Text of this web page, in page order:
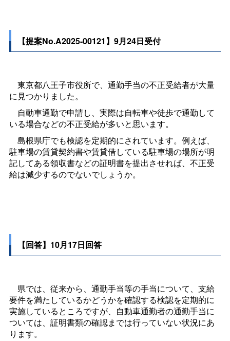
【提案No.A2025-00121】9月24日受付
東京都八王子市役所で、通勤手当の不正受給者が大量
に見つかりました。
自動車通勤で申請し、実際は自転車や徒歩で通勤して
いる場合などの不正受給が多いと思います。
島根県庁でも検認を定期的にされています。例えば、
駐車場の賃貸契約書や賃貸借している駐車場の場所が明
記してある領収書などの証明書を提出させれば、不正受
給は減少するのでないでしょうか。
【回答】10月17日回答
県では、従来から、通勤手当等の手当について、支給
要件を満たしているかどうかを確認する検認を定期的に
実施しているところですが、自動車通勤者の通勤手当に
ついては、証明書類の確認までは行っていない状況にあ
ります。